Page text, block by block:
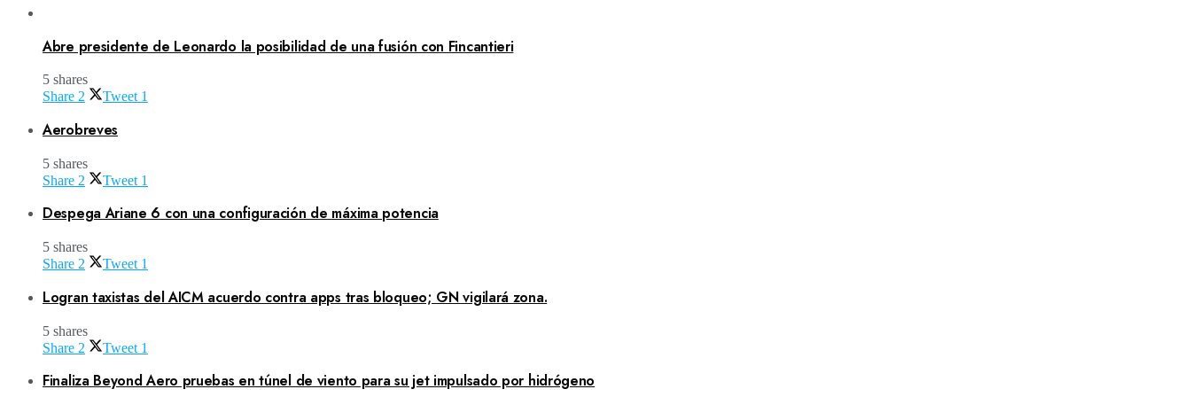
Abre presidente de Leonardo la posibilidad de una fusión con Fincantieri
5 shares
Share 2 Tweet 1
Aerobreves
5 shares
Share 2 Tweet 1
Despega Ariane 6 con una configuración de máxima potencia
5 shares
Share 2 Tweet 1
Logran taxistas del AICM acuerdo contra apps tras bloqueo; GN vigilará zona.
5 shares
Share 2 Tweet 1
Finaliza Beyond Aero pruebas en túnel de viento para su jet impulsado por hidrógeno